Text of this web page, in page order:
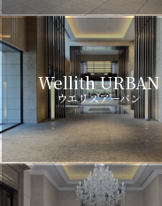
Wellith URBAN
ウエリスアーバン